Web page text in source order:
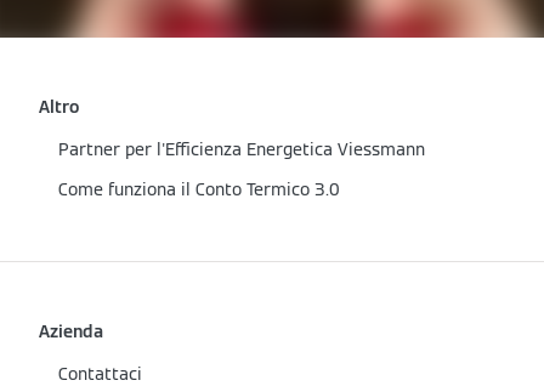
Altro
Partner per l'Efficienza Energetica Viessmann
Come funziona il Conto Termico 3.0
Azienda
Contattaci